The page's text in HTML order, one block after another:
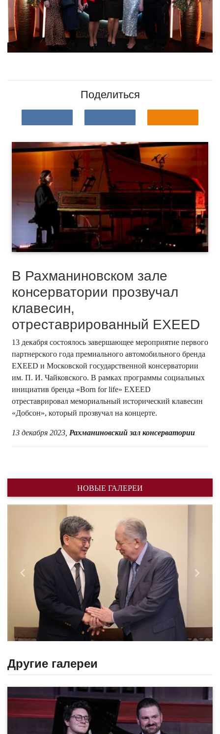
Поделиться
В Рахманиновском зале
консерватории прозвучал
клавесин,
отреставрированный EXEED
13 декабря состоялось завершающее мероприятие первого
партнерского года премиального автомобильного бренда
EXEED и Московской государственной консерватории
им. П. И. Чайковского. В рамках программы социальных
инициатив бренда «Born for life» EXEED
отреставрировал мемориальный исторический клавесин
«Добсон», который прозвучал на концерте.
13 декабря 2023, Рахманиновский зал консерватории
НОВЫЕ ГАЛЕРЕИ
Назад
Другие галереи